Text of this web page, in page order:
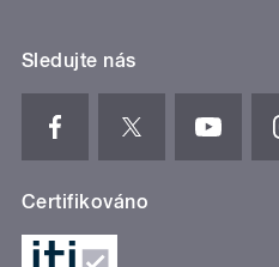
Sledujte nás
Certifikováno